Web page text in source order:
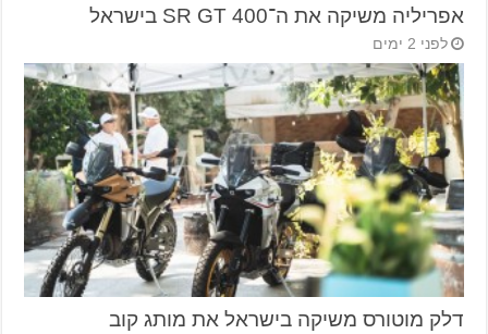
אפריליה משיקה את ה־SR GT 400 בישראל
לפני 2 ימים
דלק מוטורס משיקה בישראל את מותג קוב